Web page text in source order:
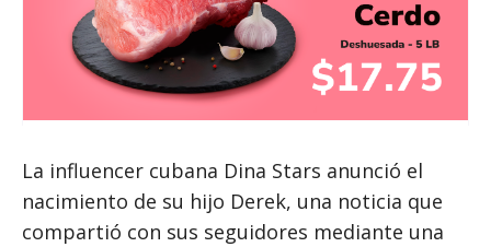
La influencer cubana Dina Stars anunció el
nacimiento de su hijo Derek, una noticia que
compartió con sus seguidores mediante una